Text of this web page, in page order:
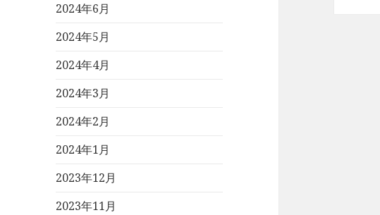
2024年6月
2024年5月
2024年4月
2024年3月
2024年2月
2024年1月
2023年12月
2023年11月